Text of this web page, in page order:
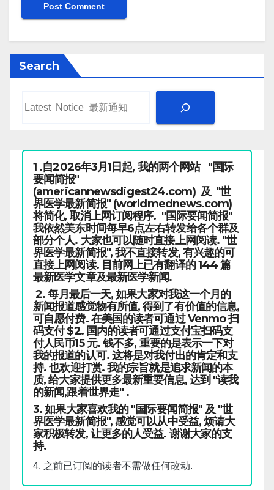
Search
1 .自2026年3月1日起, 我的两个网站 "国际
要闻简报"
(americannewsdigest24.com) 及 "世
界医学最新简报" (worldmednews.com)
将简化, 取消上网订阅程序. "国际要闻简报"
我依然美东时间每早6点左右转发给各个群及
部分个人. 大家也可以随时直接上网阅读. "世
界医学最新简报", 我不直接转发, 有兴趣的可
直接上网阅读. 目前网上已有翻译的 144 篇
最新医学文章及最新医学新闻.
2. 每月最后一天, 如果大家对我这一个月的
新闻报道感觉物有所值, 得到了有价值的信息,
可自愿付费. 在美国的读者可通过 Venmo 扫
码支付 $2. 国内的读者可通过支付宝扫码支
付人民币15 元. 钱不多, 重要的是表示一下对
我的报道的认可. 这将是对我付出的肯定和支
持. 也欢迎打赏. 我的宗旨就是追求新闻的本
质, 给大家提供更多最新重要信息, 达到 "读我
的新闻,跟着世界走" .
3. 如果大家喜欢我的 "国际要闻简报" 及 "世
界医学最新简报", 感觉可以从中受益, 烦请大
家积极转发, 让更多的人受益. 谢谢大家的支
持.
4. 之前已订阅的读者不需做任何改动.